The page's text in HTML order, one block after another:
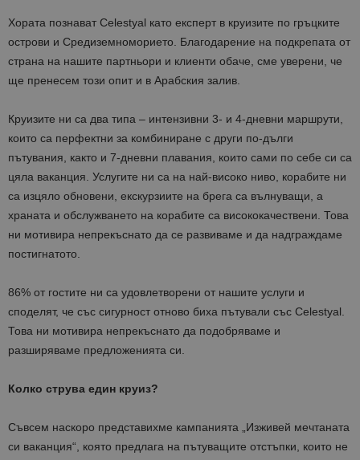
Хората познават Celestyal като експерт в круизите по гръцките
острови и Средиземноморието. Благодарение на подкрепата от
страна на нашите партньори и клиенти обаче, сме уверени, че
ще пренесем този опит и в Арабския залив.
Круизите ни са два типа – интензивни 3- и 4-дневни маршрути,
които са перфектни за комбиниране с други по-дълги
пътувания, както и 7-дневни плавания, които сами по себе си са
цяла ваканция. Услугите ни са на най-високо ниво, корабите ни
са изцяло обновени, екскурзиите на брега са вълнуващи, а
храната и обслужването на корабите са висококачествени. Това
ни мотивира непрекъснато да се развиваме и да надграждаме
постигнатото.
86% от гостите ни са удовлетворени от нашите услуги и
споделят, че със сигурност отново биха пътували със Celestyal.
Това ни мотивира непрекъснато да подобряваме и
разширяваме предложенията си.
Колко струва един круиз?
Съвсем наскоро представихме кампанията „Изживей мечтаната
си ваканция“, която предлага на пътуващите отстъпки, които не